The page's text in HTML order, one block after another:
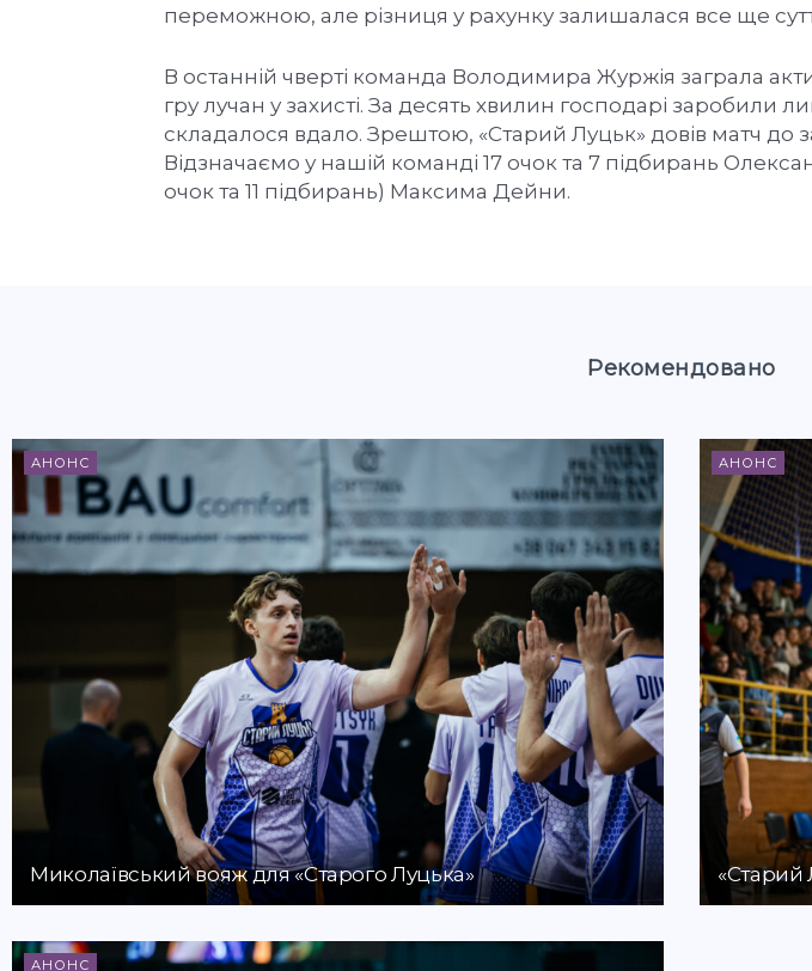
переможною, але різниця у рахунку залишалася все ще
В останній чверті команда Володимира Журжія заграла
гру лучан у захисті. За десять хвилин господарі заробили
складалося вдало. Зрештою, «Старий Луцьк» довів матч до
Відзначаємо у нашій команді 17 очок та 7 підбирань
очок та 11 підбирань) Максима Дейни.
Рекомендовано
АНОНС
Миколаївський вояж для «Старого Луцька»
АНОНС
«Старий
АНОНС